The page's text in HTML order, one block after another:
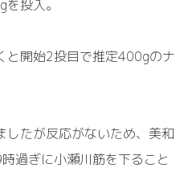
投入。
と開始2投目で推定400gのナ
したが反応がないため、美和
過ぎに小瀬川筋を下ること